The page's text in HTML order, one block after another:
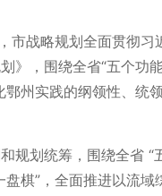
战略规划全面贯彻习
，围绕全省“五个功
州实践的纲领性、统
划统筹，围绕全省 “
棋”，全面推进以流域